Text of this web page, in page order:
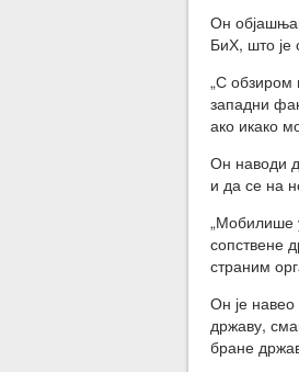
Он
БиХ, што је
„С обзиром
западни
ако икако
Он наводи
и да се на
„Мобилише
сопствене
страним
Он је навео
државу,
бране